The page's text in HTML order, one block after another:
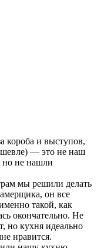
короба и выступов,
— это не наш
не нашли
мы решили делать
он все
такой, как
окончательно. Не
но кухня идеально
нравится.